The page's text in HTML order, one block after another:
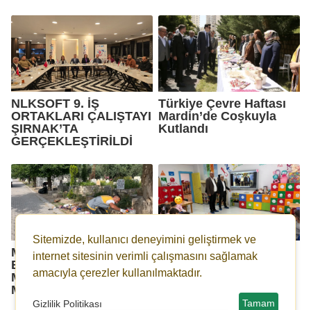
NLKSOFT 9. İŞ
ORTAKLARI ÇALIŞTAYI
ŞIRNAK’TA
GERÇEKLEŞTİRİLDİ
Türkiye Çevre Haftası
Mardin’de Coşkuyla
Kutlandı
Mardin Büyükşehir
Belediyesi’nden
Mezarlıklarda Bayram
Mesaisi
Minik Yüreklere Engel
Farkındalığı Aşılandı
Sitemizde, kullanıcı deneyimini geliştirmek ve
internet sitesinin verimli çalışmasını sağlamak
amacıyla çerezler kullanılmaktadır.
Gizlilik Politikası Tamam